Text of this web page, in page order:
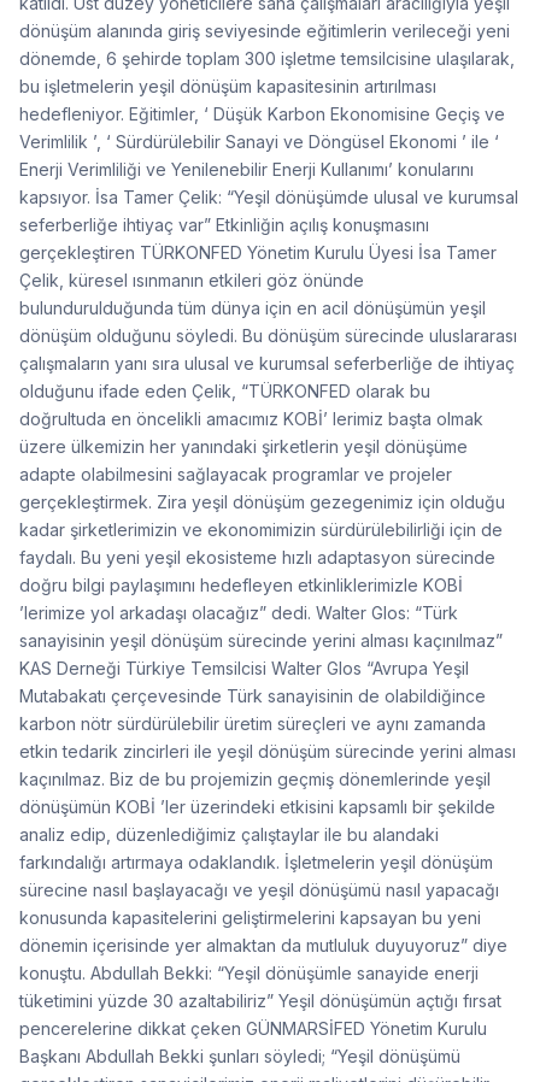
dönüşüm alanında giriş seviyesinde eğitimlerin verileceği yeni
dönemde, 6 şehirde toplam 300 işletme temsilcisine ulaşılarak,
bu işletmelerin yeşil dönüşüm kapasitesinin artırılması
hedefleniyor. Eğitimler, ‘ Düşük Karbon Ekonomisine Geçiş ve
Verimlilik ’, ‘ Sürdürülebilir Sanayi ve Döngüsel Ekonomi ’ ile ‘
Enerji Verimliliği ve Yenilenebilir Enerji Kullanımı’ konularını
kapsıyor. İsa Tamer Çelik: “Yeşil dönüşümde ulusal ve kurumsal
seferberliğe ihtiyaç var” Etkinliğin açılış konuşmasını
gerçekleştiren TÜRKONFED Yönetim Kurulu Üyesi İsa Tamer
Çelik, küresel ısınmanın etkileri göz önünde
bulundurulduğunda tüm dünya için en acil dönüşümün yeşil
dönüşüm olduğunu söyledi. Bu dönüşüm sürecinde uluslararası
çalışmaların yanı sıra ulusal ve kurumsal seferberliğe de ihtiyaç
olduğunu ifade eden Çelik, “TÜRKONFED olarak bu
doğrultuda en öncelikli amacımız KOBİ’ lerimiz başta olmak
üzere ülkemizin her yanındaki şirketlerin yeşil dönüşüme
adapte olabilmesini sağlayacak programlar ve projeler
gerçekleştirmek. Zira yeşil dönüşüm gezegenimiz için olduğu
kadar şirketlerimizin ve ekonomimizin sürdürülebilirliği için de
faydalı. Bu yeni yeşil ekosisteme hızlı adaptasyon sürecinde
doğru bilgi paylaşımını hedefleyen etkinliklerimizle KOBİ
’lerimize yol arkadaşı olacağız” dedi. Walter Glos: “Türk
sanayisinin yeşil dönüşüm sürecinde yerini alması kaçınılmaz”
KAS Derneği Türkiye Temsilcisi Walter Glos “Avrupa Yeşil
Mutabakatı çerçevesinde Türk sanayisinin de olabildiğince
karbon nötr sürdürülebilir üretim süreçleri ve aynı zamanda
etkin tedarik zincirleri ile yeşil dönüşüm sürecinde yerini alması
kaçınılmaz. Biz de bu projemizin geçmiş dönemlerinde yeşil
dönüşümün KOBİ ’ler üzerindeki etkisini kapsamlı bir şekilde
analiz edip, düzenlediğimiz çalıştaylar ile bu alandaki
farkındalığı artırmaya odaklandık. İşletmelerin yeşil dönüşüm
sürecine nasıl başlayacağı ve yeşil dönüşümü nasıl yapacağı
konusunda kapasitelerini geliştirmelerini kapsayan bu yeni
dönemin içerisinde yer almaktan da mutluluk duyuyoruz” diye
konuştu. Abdullah Bekki: “Yeşil dönüşümle sanayide enerji
tüketimini yüzde 30 azaltabiliriz” Yeşil dönüşümün açtığı fırsat
pencerelerine dikkat çeken GÜNMARSİFED Yönetim Kurulu
Başkanı Abdullah Bekki şunları söyledi; “Yeşil dönüşümü